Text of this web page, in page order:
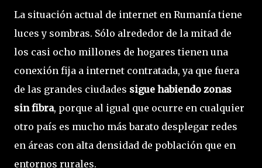
La situación actual de internet en Rumanía tiene
luces y sombras. Sólo alrededor de la mitad de
los casi ocho millones de hogares tienen una
conexión fija a internet contratada, ya que fuera
de las grandes ciudades sigue habiendo zonas
sin fibra, porque al igual que ocurre en cualquier
otro país es mucho más barato desplegar redes
en áreas con alta densidad de población que en
entornos rurales.